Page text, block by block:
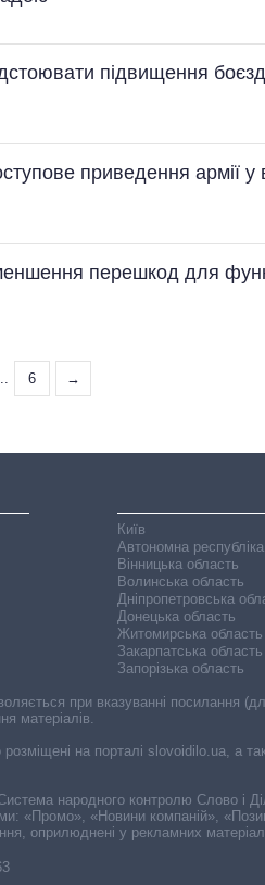
підвищення
приведення армії у
перешкод для
6 →
Київ
Автономна
Вінницька область
Волинська область
Дніпропетровська
Донецька область
Житомирська область
Закарпатська область
Запорізька область
при вказуванні посилання
матеріалів.
розміщені на порталі slovoidilo.ua,
народного контролю Слово і
«Промо», «Новини компаній»,
оприлюднені у рекламних